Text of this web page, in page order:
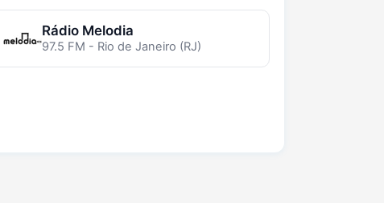
Rádio Melodia
97.5 FM - Rio de Janeiro (RJ)